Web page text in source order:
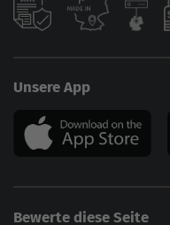
Unsere App
Bewerte diese Seite